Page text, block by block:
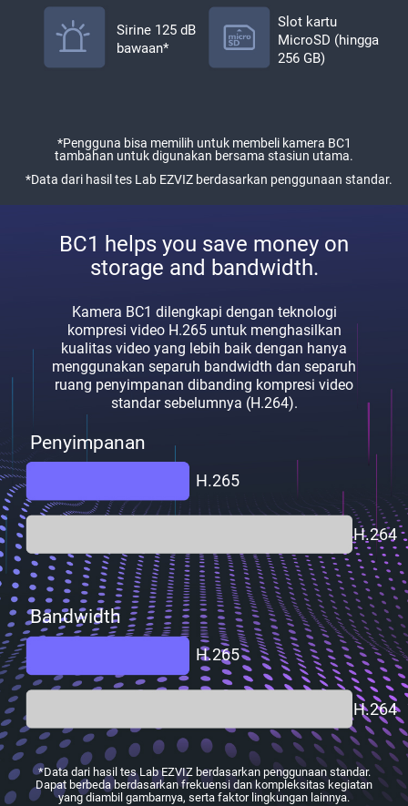
Sirine 125 dB
bawaan*
Slot kartu
MicroSD (hingga
256 GB)
*Pengguna bisa memilih untuk membeli kamera BC1
tambahan untuk digunakan bersama stasiun utama.
*Data dari hasil tes Lab EZVIZ berdasarkan penggunaan standar.
*Data dari hasil tes Lab EZVIZ berdasarkan penggunaan standar.
Dapat berbeda berdasarkan frekuensi dan kompleksitas kegiatan
yang diambil gambarnya, serta faktor lingkungan lainnya.
BC1 helps you save money on
storage and bandwidth.
Kamera BC1 dilengkapi dengan teknologi
kompresi video H.265 untuk menghasilkan
kualitas video yang lebih baik dengan hanya
menggunakan separuh bandwidth dan separuh
ruang penyimpanan dibanding kompresi video
standar sebelumnya (H.264).
Penyimpanan
Bandwidth
H.265
H.265
H.264
H.264